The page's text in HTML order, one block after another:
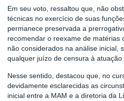
Em seu voto, ressaltou que, não
técnicas no exercício de suas
permanece preservada a
recomendar o reexame de matérias
não considerados na análise inicial,
qualquer juízo de censura à atuação
Nesse sentido, destacou que, no
devidamente esclarecidas as
inicial entre a MAM e a diretoria da